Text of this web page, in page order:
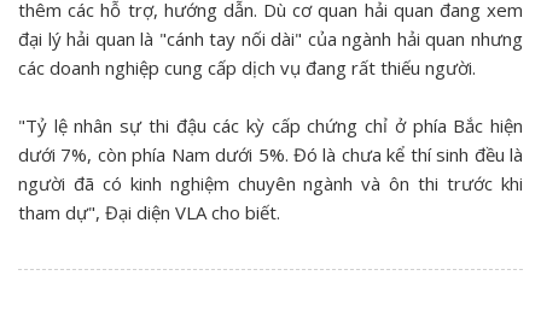
thêm các hỗ trợ, hướng dẫn. Dù cơ quan hải quan đang xem
đại lý hải quan là "cánh tay nối dài" của ngành hải quan nhưng
các doanh nghiệp cung cấp dịch vụ đang rất thiếu người.
"Tỷ lệ nhân sự thi đậu các kỳ cấp chứng chỉ ở phía Bắc hiện
dưới 7%, còn phía Nam dưới 5%. Đó là chưa kể thí sinh đều là
người đã có kinh nghiệm chuyên ngành và ôn thi trước khi
tham dự", Đại diện VLA cho biết.